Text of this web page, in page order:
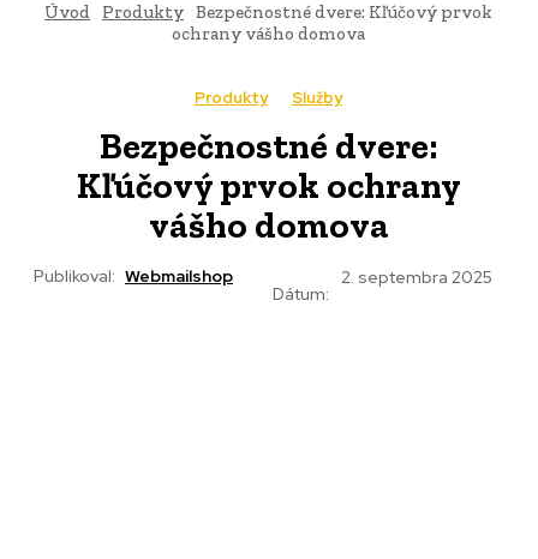
Úvod Produkty Bezpečnostné dvere: Kľúčový prvok
ochrany vášho domova
Produkty Služby
Bezpečnostné dvere:
Kľúčový prvok ochrany
vášho domova
Publikoval: Webmailshop
Dátum:
2. septembra 2025